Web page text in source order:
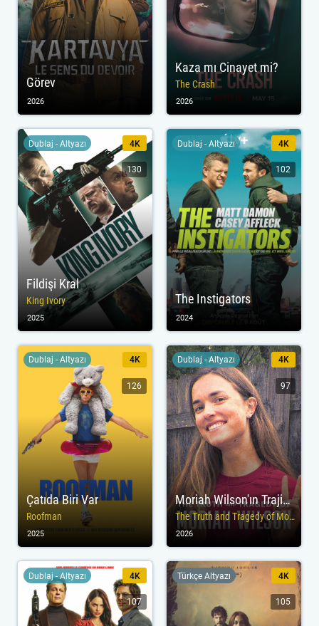
Görev
2026
Kaza mı Cinayet mi?
The Crash
2026
Fildişi Kral
King Ivory
Dublaj - Altyazı 4K
130
2025
The Instigators
Dublaj - Altyazı 4K
102
2024
Çatıda Biri Var
Roofman
Dublaj - Altyazı 4K
126
2025
Moriah Wilson'ın Trajik ve Gerçek Hikâyesi
The Truth and Tragedy of Moriah Wilson
Dublaj - Altyazı 4K
97
2026
Dublaj - Altyazı 4K
107
Türkçe Altyazı 4K
105